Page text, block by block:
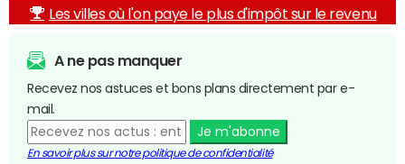
Les villes où l'on paye le plus d'impôt sur le revenu
A ne pas manquer
Recevez nos astuces et bons plans directement par e-
mail.
Je m'abonne
En savoir plus sur notre politique de confidentialité